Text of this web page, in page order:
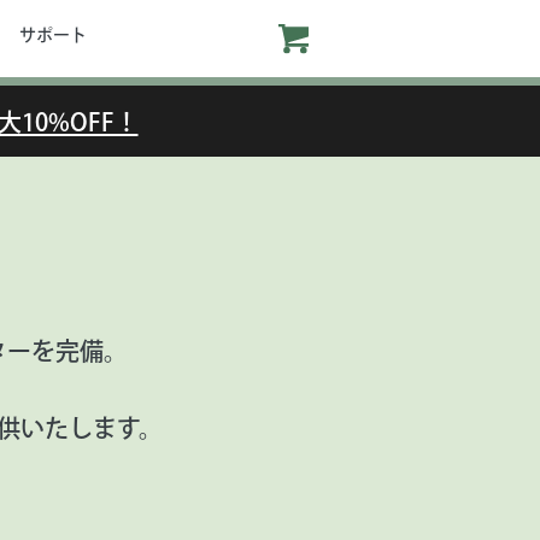
サポート
10%OFF！
を完備。
いたします。